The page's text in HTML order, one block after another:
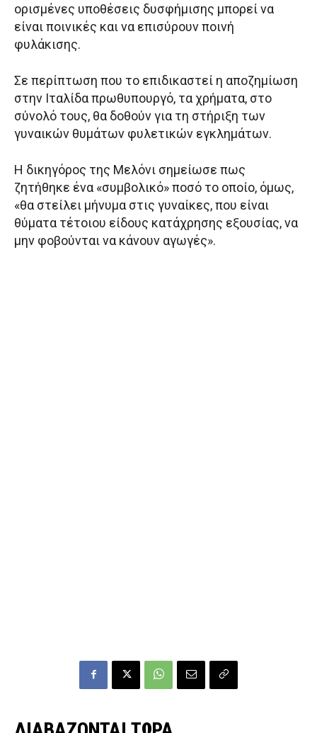
ορισμένες υποθέσεις δυσφήμισης μπορεί να
είναι ποινικές και να επισύρουν ποινή
φυλάκισης.
Σε περίπτωση που το επιδικαστεί η αποζημίωση
στην Ιταλίδα πρωθυπουργό, τα χρήματα, στο
σύνολό τους, θα δοθούν για τη στήριξη των
γυναικών θυμάτων φυλετικών εγκλημάτων.
Η δικηγόρος της Μελόνι σημείωσε πως
ζητήθηκε ένα «συμβολικό» ποσό το οποίο, όμως,
«θα στείλει μήνυμα στις γυναίκες, που είναι
θύματα τέτοιου είδους κατάχρησης εξουσίας, να
μην φοβούνται να κάνουν αγωγές».